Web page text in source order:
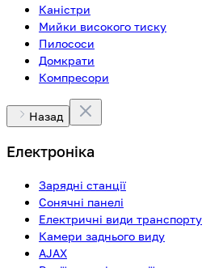
Каністри
Мийки високого тиску
Пилососи
Домкрати
Компресори
Назад
Електроніка
Зарядні станції
Сонячні панелі
Електричні види транспорту
Камери заднього виду
AJAX